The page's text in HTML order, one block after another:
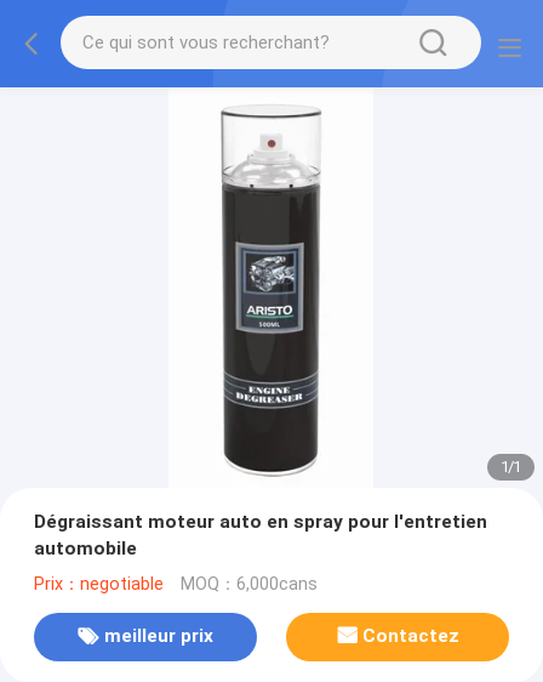
1/1
Dégraissant moteur auto en spray pour l'entretien
automobile
Prix：negotiable MOQ：6,000cans
meilleur prix Contactez